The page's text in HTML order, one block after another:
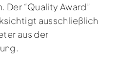
Der “Quality Award”
ausschließlich
aus der